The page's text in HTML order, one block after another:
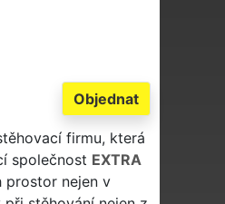
Objednat
firmu, která
společnost EXTRA
nejen v